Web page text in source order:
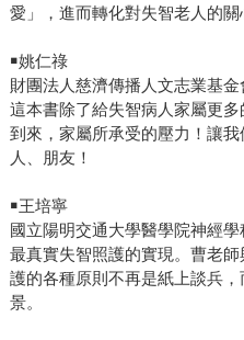
愛」，進而轉化對失智老人的關
￭姚仁祿
財團法人慈濟傳播人文志業基
這本書除了給失智病人家屬更
到來，家屬所承受的壓力！讓
人、朋友！
￭王培寧
國立陽明交通大學醫學院神經學
最真實失智照護的實現。曹老
護的各種原則不再是紙上談兵
景。